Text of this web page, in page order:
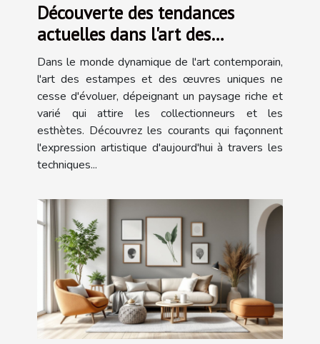
Découverte des tendances
actuelles dans l'art des
estampes et œuvres uniques
Dans le monde dynamique de l'art contemporain,
l'art des estampes et des œuvres uniques ne
cesse d'évoluer, dépeignant un paysage riche et
varié qui attire les collectionneurs et les
esthètes. Découvrez les courants qui façonnent
l'expression artistique d'aujourd'hui à travers les
techniques...